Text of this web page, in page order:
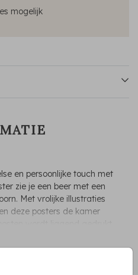
mogelijk
en persoonlijke touch met
zie je een beer met een
Met vrolijke illustraties
deze posters de kamer
als cadeau! Deze kan je
uit deze serie.